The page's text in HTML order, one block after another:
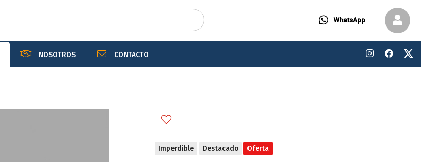
WhatsApp
NOSOTROS CONTACTO
Imperdible Destacado Oferta